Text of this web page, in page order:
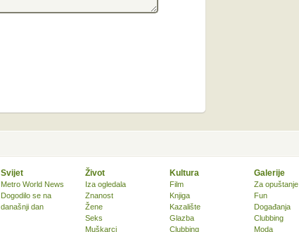
Svijet
Metro World News
Dogodilo se na
današnji dan
Život
Iza ogledala
Znanost
Žene
Seks
Muškarci
Kultura
Film
Knjiga
Kazalište
Glazba
Clubbing
Galerije
Za opuštanje
Fun
Događanja
Clubbing
Moda